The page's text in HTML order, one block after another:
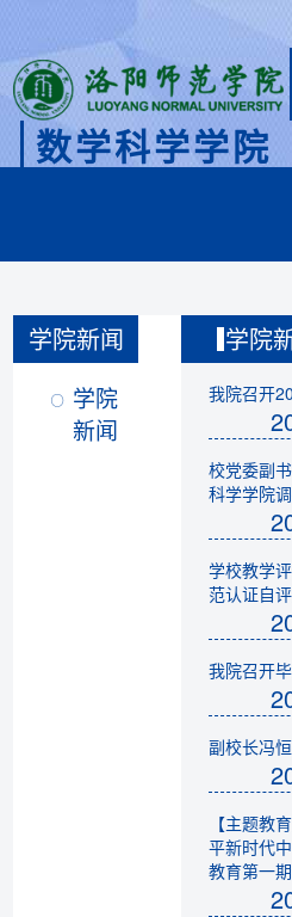
数学科学学院
学院新闻
学院
新闻
学院
我院召开
校党委副
科学学院
学校教学
范认证自
我院召开
副校长冯
【主题教
平新时代
教育第一